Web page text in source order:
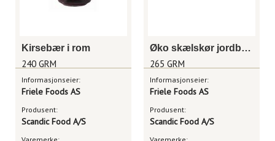
Kirsebær i rom
240 GRM
Informasjonseier:
Friele Foods AS
Produsent:
Scandic Food A/S
Øko skælskør jordbærmarmelade
265 GRM
Informasjonseier:
Friele Foods AS
Produsent:
Scandic Food A/S